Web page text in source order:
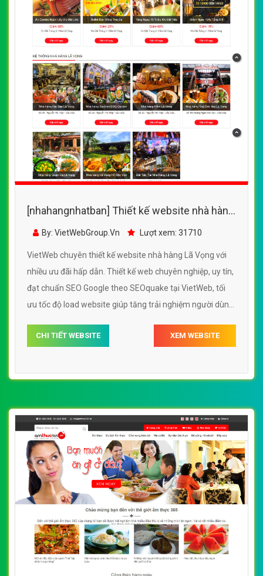
[nhahangnhatban] Thiết kế website nhà hàng
Lã Vọng đẹp, chuyên nghiệp chuẩn SEO
By: VietWebGroup.Vn Lượt xem: 31710
VietWeb chuyên thiết kế website nhà hàng Lã Vọng với
nhiều ưu đãi hấp dẫn. Thiết kế web chuyên nghiệp, uy tín,
đạt chuẩn SEO Google theo SEOquake tại VietWeb, tối
ưu tốc độ load website giúp tăng trải nghiệm người dùng
CHI TIẾT WEBSITE XEM WEBSITE